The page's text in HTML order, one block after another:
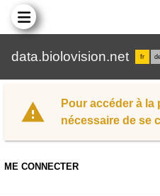
data.biolovision.net fr
Pour accéder à la
nécessaire de se
ME CONNECTER